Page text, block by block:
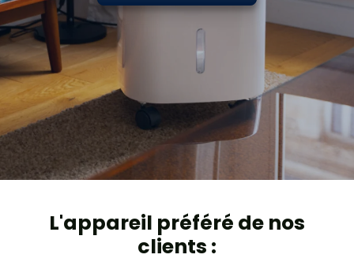
L'appareil préféré de nos
clients :